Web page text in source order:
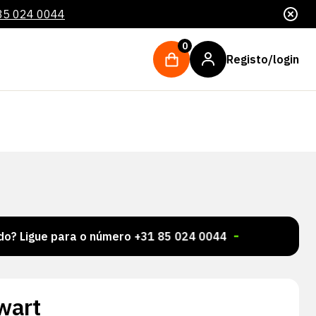
024 0044
0
Registo/login
o número +31 85 024 0044 Milhares de